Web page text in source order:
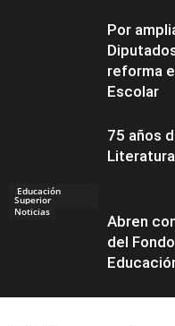
Educación
Superior
Por
reforma
Escolar
Noticias
75 años
Abren
del